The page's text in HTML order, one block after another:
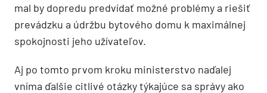
mal by dopredu predvídať možné problémy a riešiť
prevádzku a údržbu bytového domu k maximálnej
spokojnosti jeho užívateľov.
Aj po tomto prvom kroku ministerstvo naďalej
vníma ďalšie citlivé otázky týkajúce sa správy ako